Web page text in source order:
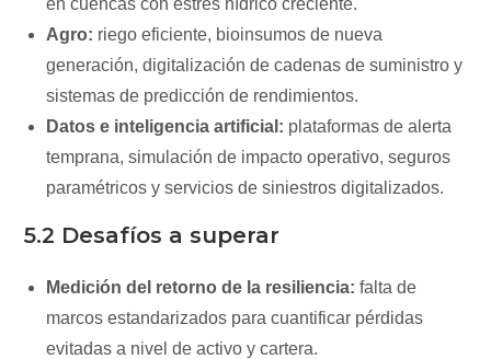
en cuencas con estrés hídrico creciente.
Agro: riego eficiente, bioinsumos de nueva
generación, digitalización de cadenas de suministro y
sistemas de predicción de rendimientos.
Datos e inteligencia artificial: plataformas de alerta
temprana, simulación de impacto operativo, seguros
paramétricos y servicios de siniestros digitalizados.
5.2 Desafíos a superar
Medición del retorno de la resiliencia: falta de
marcos estandarizados para cuantificar pérdidas
evitadas a nivel de activo y cartera.